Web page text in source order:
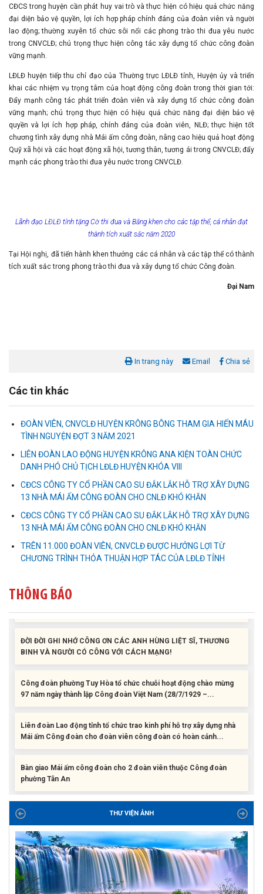
CĐCS trong huyện cần phát huy vai trò và thực hiện có hiệu quả chức năng
đại diện bảo vệ quyền, lợi ích hợp pháp chính đáng của đoàn viên và người
lao động; thường xuyên tổ chức sôi nổi các phong trào thi đua yêu nước
trong CNVCLĐ; chú trọng thực hiện công tác xây dựng tổ chức công đoàn
vững mạnh.
LĐLĐ huyện tiếp thu chỉ đạo của Thường trực LĐLĐ tỉnh, Huyện ủy và triển
khai các nhiệm vụ trọng tâm của hoạt động công đoàn trong thời gian tới:
Đẩy mạnh công tác phát triển đoàn viên và xây dựng tổ chức công đoàn
vững mạnh; chú trọng thực hiện có hiệu quả chức năng đại diện bảo vệ
quyền và lợi ích hợp pháp, chính đáng của đoàn viên, NLĐ; thực hiện tốt
chương tình xây dựng nhà Mái ấm công đoàn, nâng cao hiệu quả hoạt động
Quỹ xã hội và các hoạt động xã hội, tương thân, tương ái trong CNVCLĐ; đẩy
mạnh các phong trào thi đua yêu nước trong CNVCLĐ.
Lãnh đạo LĐLĐ tỉnh tặng Cờ thi đua và Bằng khen cho các tập thể, cá nhân đạt
thành tích xuất sắc năm 2020
Tại Hội nghị, đã tiến hành khen thưởng các cá nhân và các tập thể có thành
tích xuất sắc trong phong trào thi đua và xây dựng tổ chức Công đoàn.
Đại Nam
In trang này Email Chia sẻ
Các tin khác
ĐOÀN VIÊN, CNVCLĐ HUYỆN KRÔNG BÔNG THAM GIA HIẾN MÁU
TÌNH NGUYỆN ĐỢT 3 NĂM 2021
LIÊN ĐOÀN LAO ĐỘNG HUYỆN KRÔNG ANA KIỆN TOÀN CHỨC
DANH PHÓ CHỦ TỊCH LĐLĐ HUYỆN KHÓA VIII
CĐCS CÔNG TY CỔ PHẦN CAO SU ĐẮK LẮK HỖ TRỢ XÂY DỰNG
13 NHÀ MÁI ẤM CÔNG ĐOÀN CHO CNLĐ KHÓ KHĂN
CĐCS CÔNG TY CỔ PHẦN CAO SU ĐẮK LẮK HỖ TRỢ XÂY DỰNG
13 NHÀ MÁI ẤM CÔNG ĐOÀN CHO CNLĐ KHÓ KHĂN
TRÊN 11.000 ĐOÀN VIÊN, CNVCLĐ ĐƯỢC HƯỞNG LỢI TỪ
CHƯƠNG TRÌNH THỎA THUẬN HỢP TÁC CỦA LĐLĐ TỈNH
THÔNG BÁO
Liên đoàn Lao động tỉnh tổ chức trao kinh phí hỗ trợ xây dựng nhà
Mái ấm Công đoàn cho đoàn viên công đoàn có hoàn cảnh...
Bàn giao Mái ấm công đoàn cho 2 đoàn viên thuộc Công đoàn
phường Tân An
cho con đoàn viên, người lao động khó khăn trước khai...
ĐỜI ĐỜI GHI NHỚ CÔNG ƠN CÁC ANH HÙNG LIỆT SĨ, THƯƠNG
BINH VÀ NGƯỜI CÓ CÔNG VỚI CÁCH MẠNG!
Công đoàn phường Tuy Hòa tổ chức chuỗi hoạt động chào mừng
Liên đoàn Lao động tỉnh tổ chức trao kinh phí hỗ trợ xây dựng nhà
Bàn giao Mái ấm công đoàn cho 2 đoàn viên thuộc Công đoàn
Liên đoàn Lao động tỉnh trao tặng 100 bộ bút chấm đọc tiếng Anh
ĐỜI ĐỜI GHI NHỚ CÔNG ƠN CÁC ANH HÙNG LIỆT SĨ, THƯƠNG
BINH VÀ NGƯỜI CÓ CÔNG VỚI CÁCH MẠNG!
Công đoàn phường Tuy Hòa tổ chức chuỗi hoạt động chào mừng
97 năm ngày thành lập Công đoàn Việt Nam (28/7/1929 –...
THƯ VIỆN ẢNH